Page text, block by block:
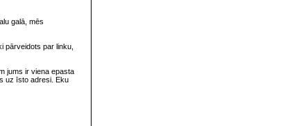
galā, mēs
pārveidots par linku,
jums ir viena epasta
uz īsto adresi. Eku